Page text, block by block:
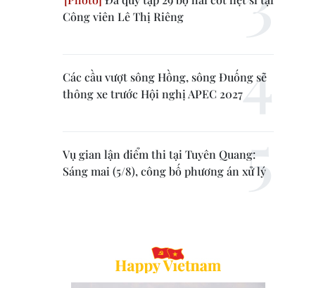
Công viên Lê Thị Riêng
Các cầu vượt sông Hồng, sông Đuống sẽ
thông xe trước Hội nghị APEC 2027
Vụ gian lận điểm thi tại Tuyên Quang:
Sáng mai (5/8), công bố phương án xử lý